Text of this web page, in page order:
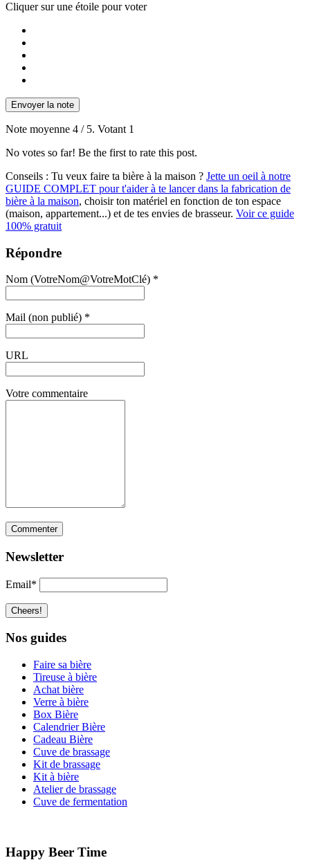
Cliquer sur une étoile pour voter
Envoyer la note
Note moyenne 4 / 5. Votant 1
No votes so far! Be the first to rate this post.
Conseils : Tu veux faire ta bière à la maison ? Jette un oeil à notre
GUIDE COMPLET pour t'aider à te lancer dans la fabrication de
bière à la maison, choisir ton matériel en fonction de ton espace
(maison, appartement...) et de tes envies de brasseur. Voir ce guide
100% gratuit
Répondre
Nom (VotreNom@VotreMotClé) *
Mail (non publié) *
URL
Votre commentaire
Newsletter
Email*
Nos guides
Faire sa bière
Tireuse à bière
Achat bière
Verre à bière
Box Bière
Calendrier Bière
Cadeau Bière
Cuve de brassage
Kit de brassage
Kit à bière
Atelier de brassage
Cuve de fermentation
Happy Beer Time